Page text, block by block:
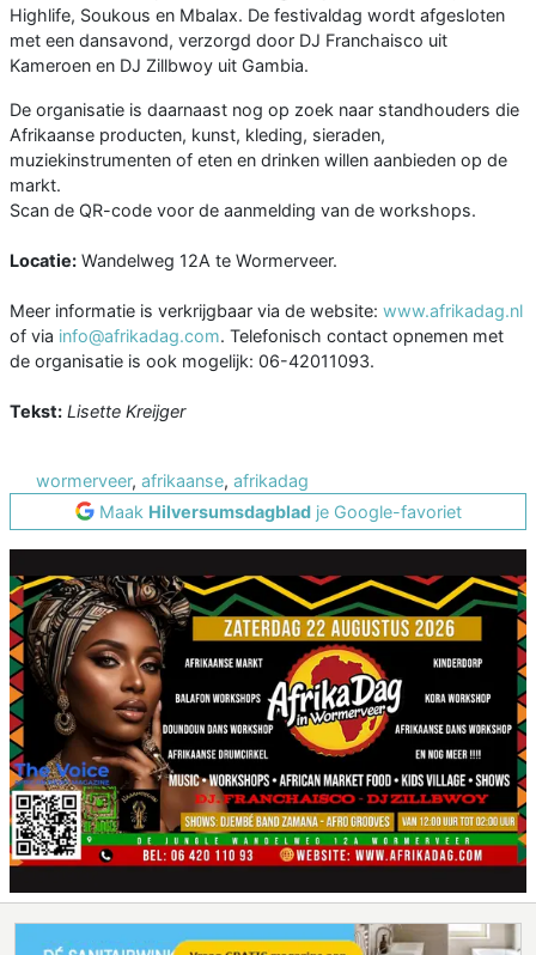
Highlife, Soukous en Mbalax. De festivaldag wordt afgesloten
met een dansavond, verzorgd door DJ Franchaisco uit
Kameroen en DJ Zillbwoy uit Gambia.
De organisatie is daarnaast nog op zoek naar standhouders die
Afrikaanse producten, kunst, kleding, sieraden,
muziekinstrumenten of eten en drinken willen aanbieden op de
markt.
Scan de QR-code voor de aanmelding van de workshops.
Locatie: Wandelweg 12A te Wormerveer.
Meer informatie is verkrijgbaar via de website: www.afrikadag.nl
of via info@afrikadag.com. Telefonisch contact opnemen met
de organisatie is ook mogelijk: 06-42011093.
Tekst: Lisette Kreijger
wormerveer, afrikaanse, afrikadag
Maak Hilversumsdagbladje Google-favoriet